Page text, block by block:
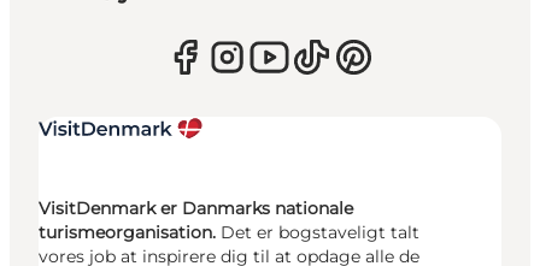
VisitDenmark er Danmarks nationale
turismeorganisation. Det er bogstaveligt talt
vores job at inspirere dig til at opdage alle de